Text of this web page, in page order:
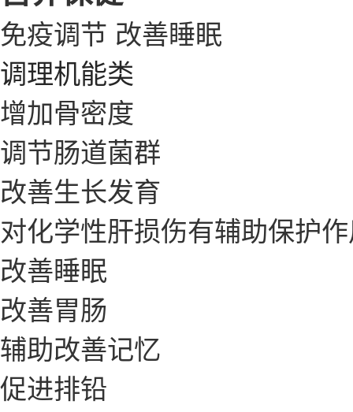
免疫调节 改善睡眠
调理机能类
增加骨密度
调节肠道菌群
改善生长发育
对化学性肝损伤有辅助保护
改善睡眠
改善胃肠
辅助改善记忆
促进排铅